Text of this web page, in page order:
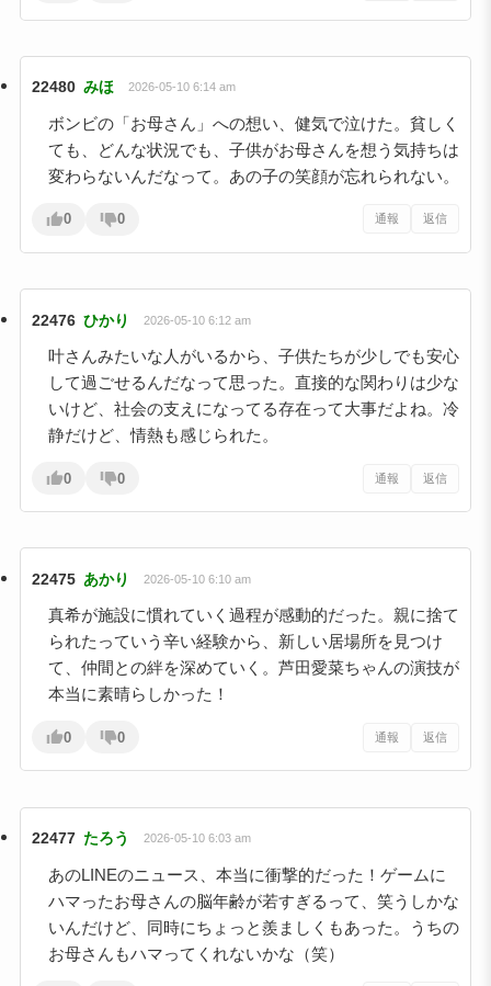
22480 みほ 2026-05-10 6:14 am
ボンビの「お母さん」への想い、健気で泣けた。貧しく
ても、どんな状況でも、子供がお母さんを想う気持ちは
変わらないんだなって。あの子の笑顔が忘れられない。
0 0 通報 返信
22476 ひかり 2026-05-10 6:12 am
叶さんみたいな人がいるから、子供たちが少しでも安心
して過ごせるんだなって思った。直接的な関わりは少な
いけど、社会の支えになってる存在って大事だよね。冷
静だけど、情熱も感じられた。
0 0 通報 返信
22475 あかり 2026-05-10 6:10 am
真希が施設に慣れていく過程が感動的だった。親に捨て
られたっていう辛い経験から、新しい居場所を見つけ
て、仲間との絆を深めていく。芦田愛菜ちゃんの演技が
本当に素晴らしかった！
0 0 通報 返信
22477 たろう 2026-05-10 6:03 am
あのLINEのニュース、本当に衝撃的だった！ゲームに
ハマったお母さんの脳年齢が若すぎるって、笑うしかな
いんだけど、同時にちょっと羨ましくもあった。うちの
お母さんもハマってくれないかな（笑）